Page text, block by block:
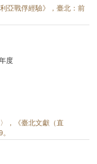
亞戰俘經驗》，臺北：前
度
，《臺北文獻（直